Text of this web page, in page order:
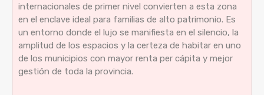
internacionales de primer nivel convierten a esta zona
en el enclave ideal para familias de alto patrimonio. Es
un entorno donde el lujo se manifiesta en el silencio, la
amplitud de los espacios y la certeza de habitar en uno
de los municipios con mayor renta per cápita y mejor
gestión de toda la provincia.